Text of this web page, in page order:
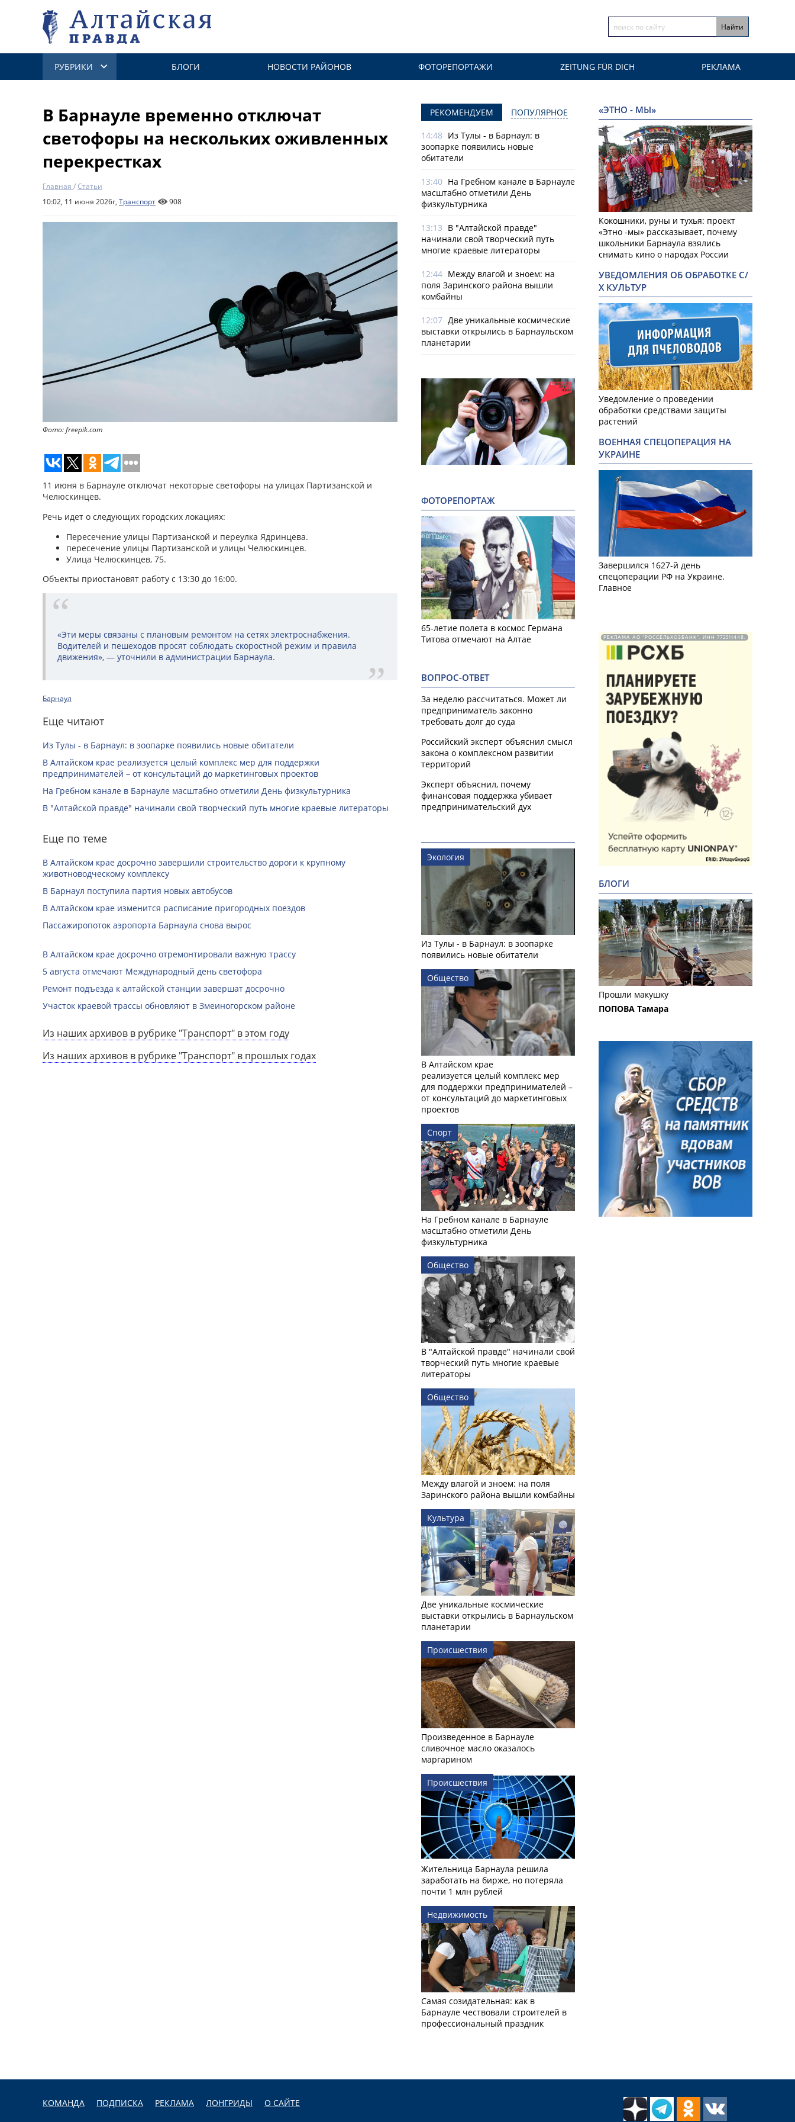
РУБРИКИ БЛОГИ НОВОСТИ РАЙОНОВ ФОТОРЕПОРТАЖИ ZEITUNG FÜR DICH РЕКЛАМА
В Барнауле временно отключат
светофоры на нескольких оживленных
перекрестках
Главная /Статьи
10:02, 11 июня 2026г, Транспорт 908
Фото: freepik.com
11 июня в Барнауле отключат некоторые светофоры на улицах Партизанской и
Челюскинцев.
Речь идет о следующих городских локациях:
Пересечение улицы Партизанской и переулка Ядринцева.
пересечение улицы Партизанской и улицы Челюскинцев.
Улица Челюскинцев, 75.
Объекты приостановят работу с 13:30 до 16:00.
«Эти меры связаны с плановым ремонтом на сетях электроснабжения.
Водителей и пешеходов просят соблюдать скоростной режим и правила
движения», — уточнили в администрации Барнаула.
Барнаул
Еще читают
Из Тулы - в Барнаул: в зоопарке появились новые обитатели
В Алтайском крае реализуется целый комплекс мер для поддержки
предпринимателей – от консультаций до маркетинговых проектов
На Гребном канале в Барнауле масштабно отметили День физкультурника
В "Алтайской правде" начинали свой творческий путь многие краевые литераторы
Еще по теме
В Алтайском крае досрочно завершили строительство дороги к крупному
животноводческому комплексу
В Барнаул поступила партия новых автобусов
В Алтайском крае изменится расписание пригородных поездов
Пассажиропоток аэропорта Барнаула снова вырос
В Алтайском крае досрочно отремонтировали важную трассу
5 августа отмечают Международный день светофора
Ремонт подъезда к алтайской станции завершат досрочно
Участок краевой трассы обновляют в Змеиногорском районе
Из наших архивов в рубрике "Транспорт" в этом году
Из наших архивов в рубрике "Транспорт" в прошлых годах
РЕКОМЕНДУЕМ ПОПУЛЯРНОЕ
14:48 Из Тулы - в Барнаул: в
зоопарке появились новые
обитатели
13:40 На Гребном канале в Барнауле
масштабно отметили День
физкультурника
13:13 В "Алтайской правде"
начинали свой творческий путь
многие краевые литераторы
12:44 Между влагой и зноем: на
поля Заринского района вышли
комбайны
12:07 Две уникальные космические
выставки открылись в Барнаульском
планетарии
ФОТОРЕПОРТАЖ
65-летие полета в космос Германа
Титова отмечают на Алтае
ВОПРОС-ОТВЕТ
За неделю рассчитаться. Может ли
предприниматель законно
требовать долг до суда
Российский эксперт объяснил смысл
закона о комплексном развитии
территорий
Эксперт объяснил, почему
финансовая поддержка убивает
предпринимательский дух
Экология
Из Тулы - в Барнаул: в зоопарке
появились новые обитатели
Общество
В Алтайском крае
реализуется целый комплекс мер
для поддержки предпринимателей –
от консультаций до маркетинговых
проектов
Спорт
На Гребном канале в Барнауле
масштабно отметили День
физкультурника
Общество
В "Алтайской правде" начинали свой
творческий путь многие краевые
литераторы
Общество
Между влагой и зноем: на поля
Заринского района вышли комбайны
Культура
Две уникальные космические
выставки открылись в Барнаульском
планетарии
Происшествия
Произведенное в Барнауле
сливочное масло оказалось
маргарином
Происшествия
Жительница Барнаула решила
заработать на бирже, но потеряла
почти 1 млн рублей
Недвижимость
Самая созидательная: как в
Барнауле чествовали строителей в
профессиональный праздник
«ЭТНО - МЫ»
Кокошники, руны и тухья: проект
«Этно -мы» рассказывает, почему
школьники Барнаула взялись
снимать кино о народах России
УВЕДОМЛЕНИЯ ОБ ОБРАБОТКЕ С/
Х КУЛЬТУР
Уведомление о проведении
обработки средствами защиты
растений
ВОЕННАЯ СПЕЦОПЕРАЦИЯ НА
УКРАИНЕ
Завершился 1627-й день
спецоперации РФ на Украине.
Главное
РЕКЛАМА АО "РОССЕЛЬХОЗБАНК". ИНН 772511448.
БЛОГИ
Прошли макушку
ПОПОВА Тамара
КОМАНДА ПОДПИСКА РЕКЛАМА ЛОНГРИДЫ О САЙТЕ